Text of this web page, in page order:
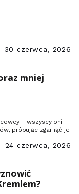
30 czerwca, 2026
mniej
– wszyscy oni
próbując zgarnąć je
24 czerwca, 2026